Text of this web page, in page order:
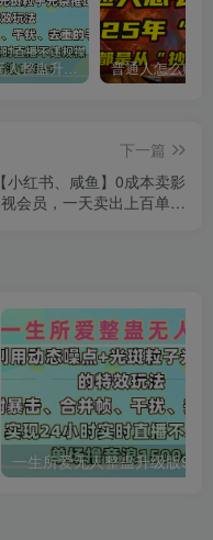
一生所爱无人整蛊升级版9.0，利用动态噪点+光斑粒子光条推进的特效玩法，内附暴击、合并帧、干扰、去重的手法，实现24小时实时直播不违规操，单场日入1500+，小白也能无脑驾驭
下一篇
【小红书、咸鱼】0成本卖影
视会员，一天卖出上百单，